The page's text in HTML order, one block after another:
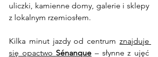
uliczki, kamienne domy, galerie i sklepy
z lokalnym rzemiosłem.
Kilka minut jazdy od centrum znajduje
się opactwo Sénanque – słynne z ujęć